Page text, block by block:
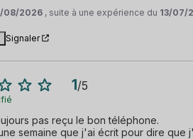
08/2026 , suite à une expérience du 13/07/
Signaler
1/5
pas reçu le bon téléphone.
semaine que j'ai écrit pour dire que